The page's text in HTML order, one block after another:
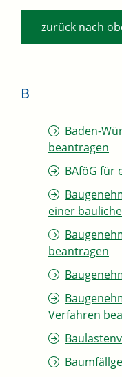
zurück nach
B
Baden-
beantragen
BAföG für
einer
beantragen
Verfahren